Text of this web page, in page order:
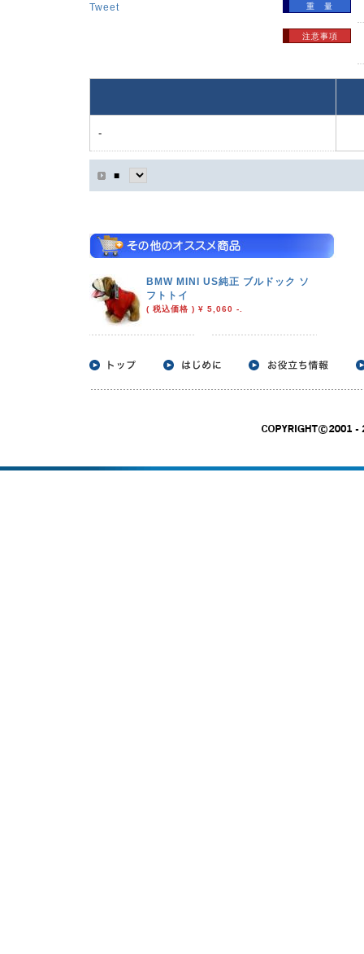
Tweet 重 量
注意事項
-
■
BMW MINI US純正 ブルドック ソ
フトトイ
( 税込価格 ) ¥ 5,060 -.